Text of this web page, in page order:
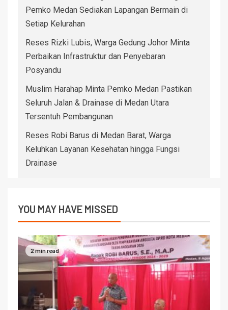
Pemko Medan Sediakan Lapangan Bermain di
Setiap Kelurahan
Reses Rizki Lubis, Warga Gedung Johor Minta
Perbaikan Infrastruktur dan Penyebaran
Posyandu
Muslim Harahap Minta Pemko Medan Pastikan
Seluruh Jalan & Drainase di Medan Utara
Tersentuh Pembangunan
Reses Robi Barus di Medan Barat, Warga
Keluhkan Layanan Kesehatan hingga Fungsi
Drainase
YOU MAY HAVE MISSED
2 min read